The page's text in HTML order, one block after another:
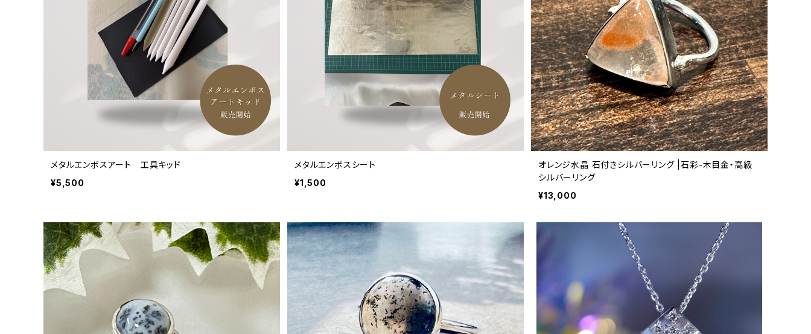
メタルエンボスアート 工具キッド
¥5,500
メタルエンボスシート
¥1,500
オレンジ水晶 石付きシルバーリング |石彩-木目金・高級
シルバーリング
¥13,000